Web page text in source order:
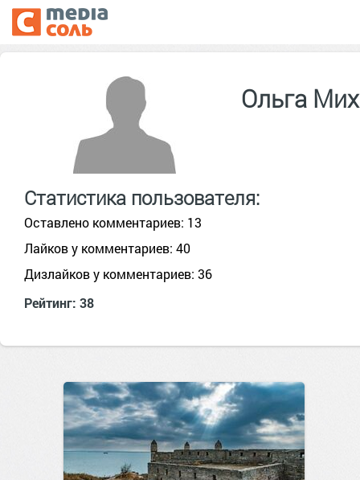
Ольга
Статистика пользователя:
Оставлено комментариев: 13
Лайков у комментариев: 40
Дизлайков у комментариев: 36
Рейтинг: 38